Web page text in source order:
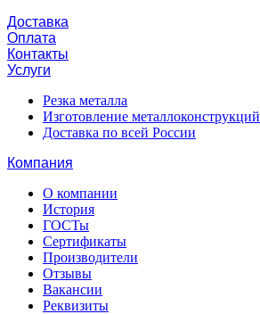
Доставка
Оплата
Контакты
Услуги
Резка металла
Изготовление металлоконструкций
Доставка по всей России
Компания
О компании
История
ГОСТы
Сертификаты
Производители
Отзывы
Вакансии
Реквизиты